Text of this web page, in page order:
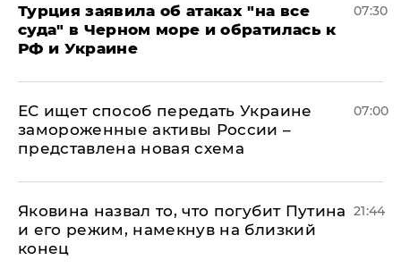
Турция заявила об атаках "на все
суда" в Черном море и обратилась к
РФ и Украине
07:30
ЕС ищет способ передать Украине
замороженные активы России –
представлена новая схема
07:00
Яковина назвал то, что погубит Путина
и его режим, намекнув на близкий
конец
21:44